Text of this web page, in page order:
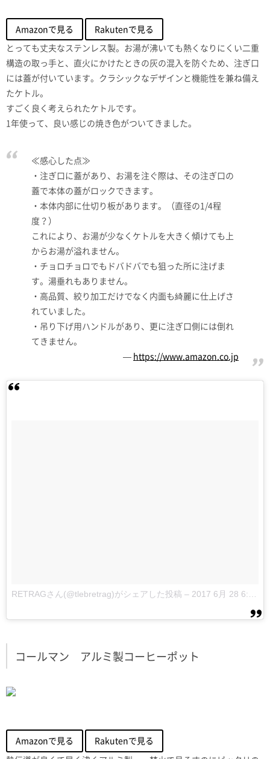
Amazonで見る
Rakutenで見る
とっても丈夫なステンレス製。お湯が沸いても熱くなりにくい二重
構造の取っ手と、直火にかけたときの灰の混入を防ぐため、注ぎ口
には蓋が付いています。クラシックなデザインと機能性を兼ね備え
たケトル。
すごく良く考えられたケトルです。
1年使って、良い感じの焼き色がついてきました。
≪感心した点≫
・注ぎ口に蓋があり、お湯を注ぐ際は、その注ぎ口の
蓋で本体の蓋がロックできます。
・本体内部に仕切り板があります。（直径の1/4程
度？）
これにより、お湯が少なくケトルを大きく傾けても上
からお湯が溢れません。
・チョロチョロでもドバドバでも狙った所に注げま
す。湯垂れもありません。
・高品質、絞り加工だけでなく内面も綺麗に仕上げさ
れていました。
・吊り下げ用ハンドルがあり、更に注ぎ口側には倒れ
てきません。
https://www.amazon.co.jp
RETRAGさん(@tlebretrag)がシェアした投稿 – 2017 6月 28 6:57午前 PDT
コールマン アルミ製コーヒーポット
Amazonで見る
Rakutenで見る